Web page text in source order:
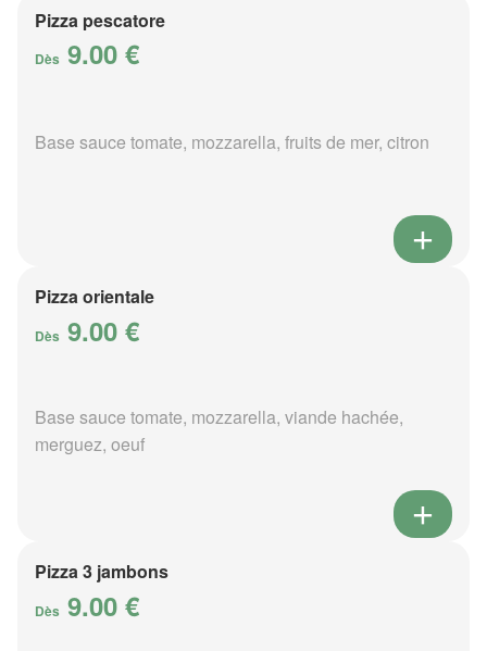
Pizza pescatore
Dès 9.00 €
Base sauce tomate, mozzarella, fruits de mer, citron
Pizza orientale
Dès 9.00 €
Base sauce tomate, mozzarella, viande hachée,
merguez, oeuf
Pizza 3 jambons
Dès 9.00 €